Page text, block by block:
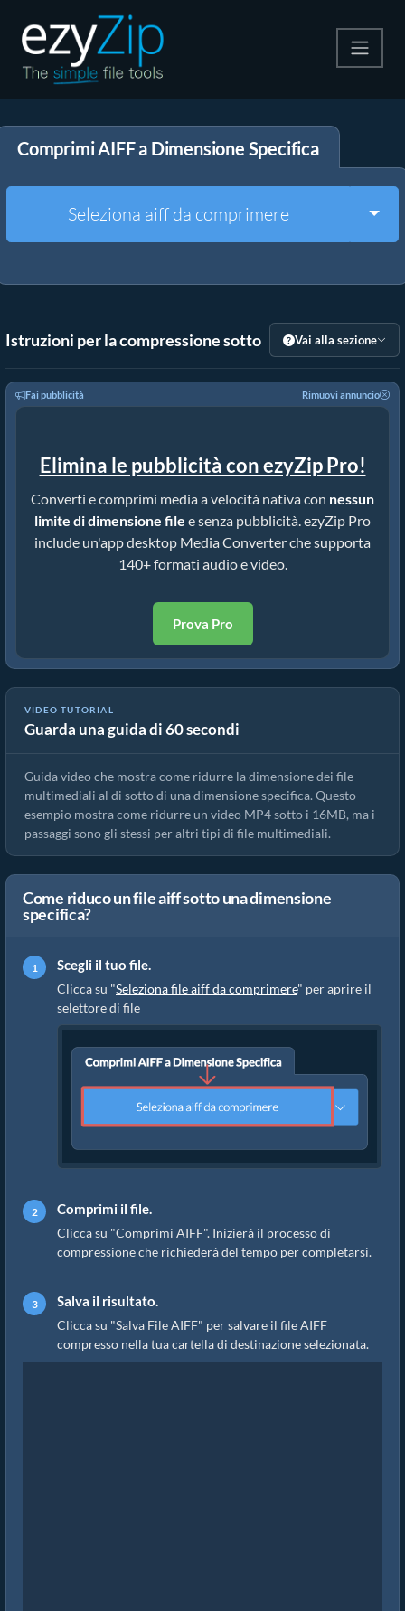
Decomprimi
Altri strumenti
Comprimi AIFF a Dimensione Specifica
Seleziona aiff da comprimere
Istruzioni per la compressione sotto Vai alla sezione
Fai pubblicità Rimuovi annuncio
Elimina le pubblicità con ezyZip Pro!
Converti e comprimi media a velocità nativa con nessun
limite di dimensione file e senza pubblicità. ezyZip Pro
include un'app desktop Media Converter che supporta
140+ formati audio e video.
Prova Pro
VIDEO TUTORIAL
Guarda una guida di 60 secondi
Come ridurre MP4 a 16MB (Guida semplice)
Guida video che mostra come ridurre la dimensione dei file
multimediali al di sotto di una dimensione specifica. Questo
esempio mostra come ridurre un video MP4 sotto i 16MB, ma i
passaggi sono gli stessi per altri tipi di file multimediali.
Come riduco un file aiff sotto una dimensione
specifica?
Scegli il tuo file.
Clicca su "Seleziona file aiff da comprimere" per aprire il
selettore di file
Comprimi il file.
Clicca su "Comprimi AIFF". Inizierà il processo di
compressione che richiederà del tempo per completarsi.
Salva il risultato.
Clicca su "Salva File AIFF" per salvare il file AIFF
compresso nella tua cartella di destinazione selezionata.